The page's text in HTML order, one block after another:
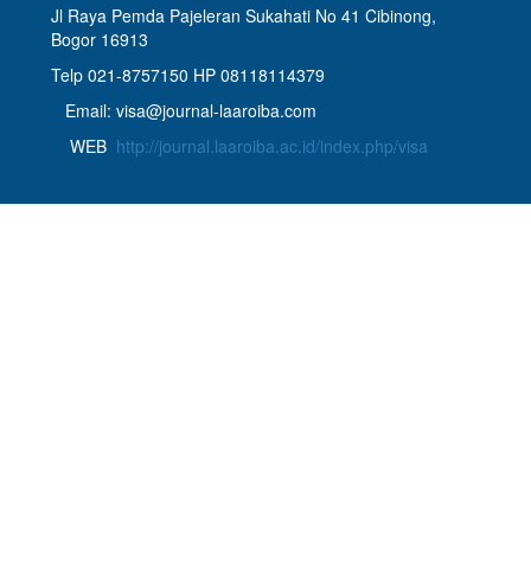
Jl Raya Pemda Pajeleran Sukahati No 41 Cibinong,
Bogor 16913
Telp 021-8757150 HP 08118114379
Email: visa@journal-laaroiba.com
WEB http://journal.laaroiba.ac.id/index.php/visa